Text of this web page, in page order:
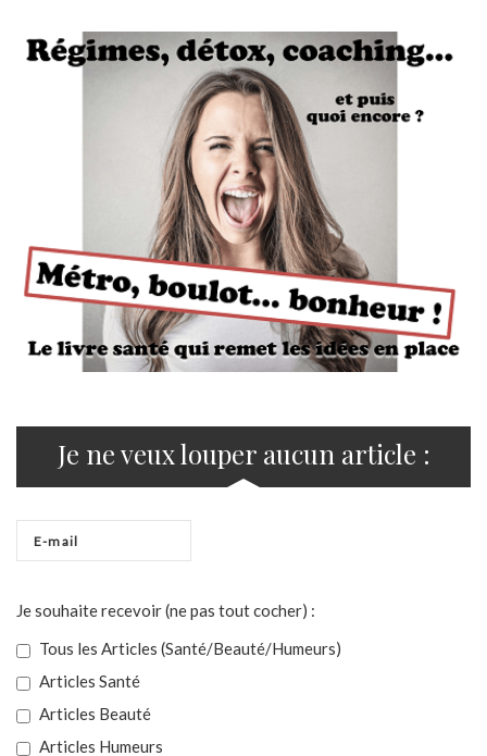
Je ne veux louper aucun article :
Je souhaite recevoir (ne pas tout cocher) :
Tous les Articles (Santé/Beauté/Humeurs)
Articles Santé
Articles Beauté
Articles Humeurs